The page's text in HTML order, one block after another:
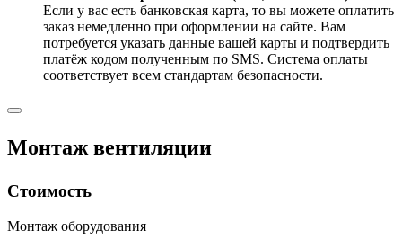
Если у вас есть банковская карта, то вы можете оплатить
заказ немедленно при оформлении на сайте. Вам
потребуется указать данные вашей карты и подтвердить
платёж кодом полученным по SMS. Система оплаты
соответствует всем стандартам безопасности.
Монтаж вентиляции
Стоимость
Монтаж оборудования